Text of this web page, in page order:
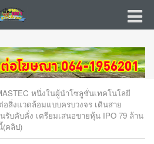
หนึ่งในผู้นำโซลูชั่นเทคโนโลยี
อสิ่งแวดล้อมแบบครบวงจร เดินสาย
บคับคั่ง เตรียมเสนอขายหุ้น IPO 79 ล้าน
(คลิป)